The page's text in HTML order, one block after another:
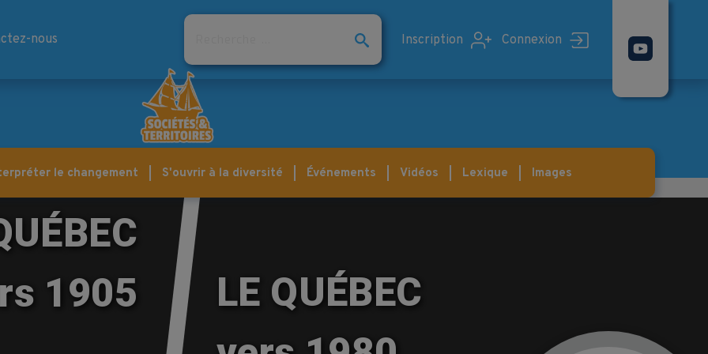
nous
Rechercher
Inscription
Connexion
le changement S'ouvrir à la diversité Événements Vidéos Lexique Images
1905
LE QUÉBEC